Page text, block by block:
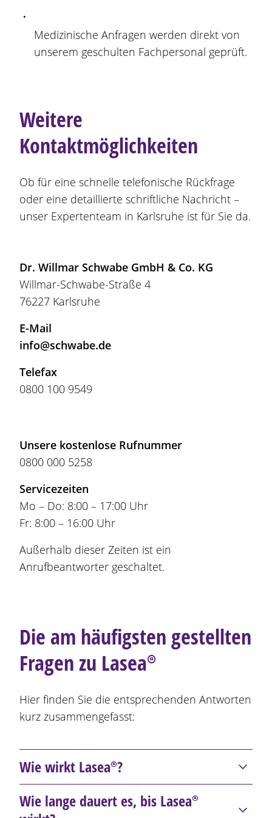
Medizinische Anfragen werden direkt von
unserem geschulten Fachpersonal geprüft.
Weitere
Kontaktmöglichkeiten
Ob für eine schnelle telefonische Rückfrage
oder eine detaillierte schriftliche Nachricht –
unser Expertenteam in Karlsruhe ist für Sie da.
Dr. Willmar Schwabe GmbH & Co. KG
Willmar-Schwabe-Straße 4
76227 Karlsruhe
E-Mail
info@schwabe.de
Telefax
0800 100 9549
Unsere kostenlose Rufnummer
0800 000 5258
Servicezeiten
Mo – Do: 8:00 – 17:00 Uhr
Fr: 8:00 – 16:00 Uhr
Außerhalb dieser Zeiten ist ein
Anrufbeantworter geschaltet.
Die am häufigsten gestellten
Fragen zu Lasea®
Hier finden Sie die entsprechenden Antworten
kurz zusammengefasst:
Wie wirkt Lasea®?
Lasea®
wirkt dort, wo innere Unruhe entsteht:
Im Reizfilter unseres Nervensystems. Dieser
Wie lange dauert es, bis Lasea®